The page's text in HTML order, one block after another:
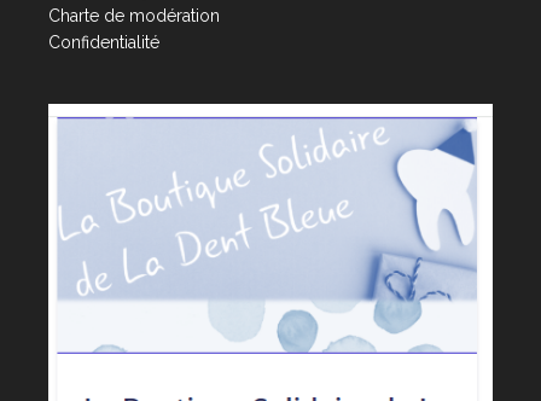
Charte de modération
Confidentialité